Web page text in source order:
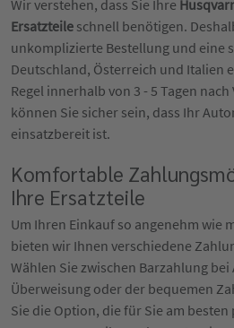
Wir verstehen, dass Sie Ihre
Ersatzteile schnell benötigen.
unkomplizierte Bestellung und eine
Deutschland, Österreich und Italien
Regel innerhalb von 3 - 5 Tagen
können Sie sicher sein, dass Ihr
einsatzbereit ist.
Komfortable
Ihre Ersatzteile
Um Ihren Einkauf so angenehm wie
bieten wir Ihnen verschiedene
Wählen Sie zwischen Barzahlung
Überweisung oder der bequemen
Sie die Option, die für Sie am